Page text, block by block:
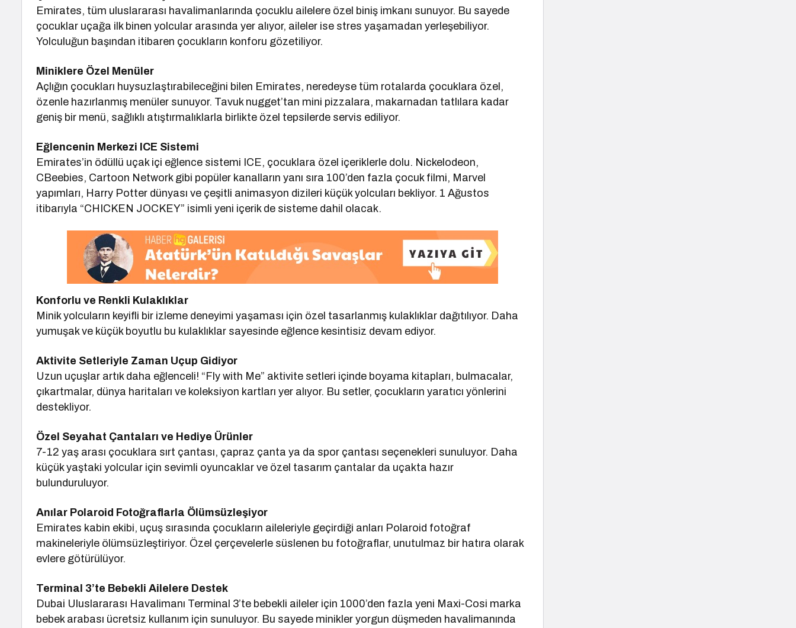
Emirates, tüm uluslararası havalimanlarında çocuklu ailelere özel biniş imkanı sunuyor. Bu sayede
çocuklar uçağa ilk binen yolcular arasında yer alıyor, aileler ise stres yaşamadan yerleşebiliyor.
Yolculuğun başından itibaren çocukların konforu gözetiliyor.
Miniklere Özel Menüler
Açlığın çocukları huysuzlaştırabileceğini bilen Emirates, neredeyse tüm rotalarda çocuklara özel,
özenle hazırlanmış menüler sunuyor. Tavuk nugget’tan mini pizzalara, makarnadan tatlılara kadar
geniş bir menü, sağlıklı atıştırmalıklarla birlikte özel tepsilerde servis ediliyor.
Eğlencenin Merkezi ICE Sistemi
Emirates’in ödüllü uçak içi eğlence sistemi ICE, çocuklara özel içeriklerle dolu. Nickelodeon,
CBeebies, Cartoon Network gibi popüler kanalların yanı sıra 100’den fazla çocuk filmi, Marvel
yapımları, Harry Potter dünyası ve çeşitli animasyon dizileri küçük yolcuları bekliyor. 1 Ağustos
itibarıyla “CHICKEN JOCKEY” isimli yeni içerik de sisteme dahil olacak.
Konforlu ve Renkli Kulaklıklar
Minik yolcuların keyifli bir izleme deneyimi yaşaması için özel tasarlanmış kulaklıklar dağıtılıyor. Daha
yumuşak ve küçük boyutlu bu kulaklıklar sayesinde eğlence kesintisiz devam ediyor.
Aktivite Setleriyle Zaman Uçup Gidiyor
Uzun uçuşlar artık daha eğlenceli! “Fly with Me” aktivite setleri içinde boyama kitapları, bulmacalar,
çıkartmalar, dünya haritaları ve koleksiyon kartları yer alıyor. Bu setler, çocukların yaratıcı yönlerini
destekliyor.
Özel Seyahat Çantaları ve Hediye Ürünler
7-12 yaş arası çocuklara sırt çantası, çapraz çanta ya da spor çantası seçenekleri sunuluyor. Daha
küçük yaştaki yolcular için sevimli oyuncaklar ve özel tasarım çantalar da uçakta hazır
bulunduruluyor.
Anılar Polaroid Fotoğraflarla Ölümsüzleşiyor
Emirates kabin ekibi, uçuş sırasında çocukların aileleriyle geçirdiği anları Polaroid fotoğraf
makineleriyle ölümsüzleştiriyor. Özel çerçevelerle süslenen bu fotoğraflar, unutulmaz bir hatıra olarak
evlere götürülüyor.
Terminal 3’te Bebekli Ailelere Destek
Dubai Uluslararası Havalimanı Terminal 3’te bebekli aileler için 1000’den fazla yeni Maxi-Cosi marka
bebek arabası ücretsiz kullanım için sunuluyor. Bu sayede minikler yorgun düşmeden havalimanında